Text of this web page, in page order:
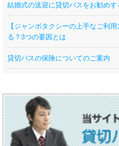
結婚式の送迎に貸切バスをお勧めす
【ジャンボタクシーの上手なご利
る？3つの要因とは
貸切バスの保険についてのご案内